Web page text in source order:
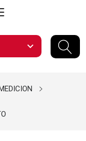
expand_more